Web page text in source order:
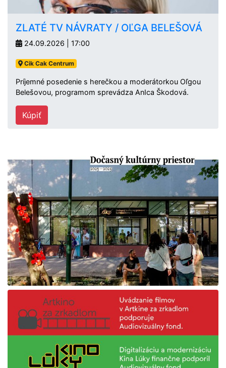
ZLATÉ TV NÁVRATY / OĽGA BELEŠOVÁ
24.09.2026 | 17:00
Cik Cak Centrum
Príjemné posedenie s herečkou a moderátorkou Oľgou
Belešovou, programom sprevádza AnIca Škodová.
Kúpiť